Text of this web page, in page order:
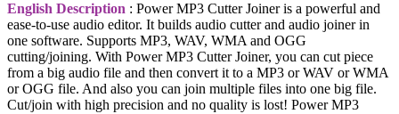
English Description : Power MP3 Cutter Joiner is a powerful and
ease-to-use audio editor. It builds audio cutter and audio joiner in
one software. Supports MP3, WAV, WMA and OGG
cutting/joining. With Power MP3 Cutter Joiner, you can cut piece
from a big audio file and then convert it to a MP3 or WAV or WMA
or OGG file. And also you can join multiple files into one big file.
Cut/join with high precision and no quality is lost! Power MP3